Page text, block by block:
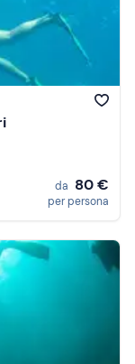
da 80 €
per persona